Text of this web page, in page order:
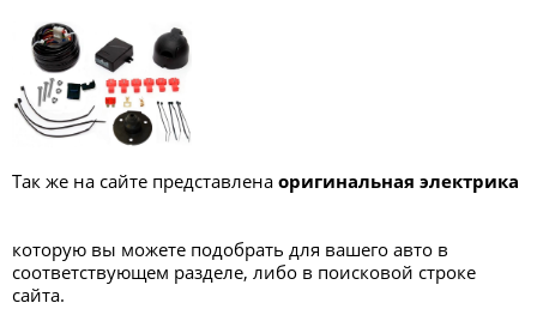
Так же на сайте представлена оригинальная электрика
которую вы можете подобрать для вашего авто в
соответствующем разделе, либо в поисковой строке
сайта.